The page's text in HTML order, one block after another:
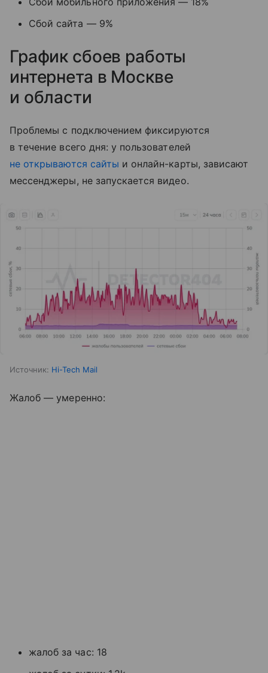
Сбой сайта — 9%
График сбоев работы
интернета в Москве
и области
Проблемы с подключением фиксируются
в течение всего дня: у пользователей
не открываются сайты и онлайн-карты, зависают
мессенджеры, не запускается видео.
Источник: Hi-Tech Mail
Жалоб — умеренно:
жалоб за час: 18